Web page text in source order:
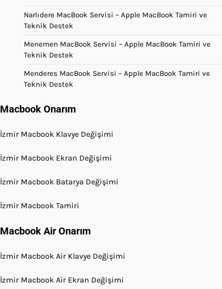
Narlıdere MacBook Servisi – Apple MacBook Tamiri ve
Teknik Destek
Menemen MacBook Servisi – Apple MacBook Tamiri ve
Teknik Destek
Menderes MacBook Servisi – Apple MacBook Tamiri ve
Teknik Destek
Macbook Onarım
İzmir Macbook Klavye Değişimi
İzmir Macbook Ekran Değişimi
İzmir Macbook Batarya Değişimi
İzmir Macbook Tamiri
Macbook Air Onarım
İzmir Macbook Air Klavye Değişimi
İzmir Macbook Air Ekran Değişimi